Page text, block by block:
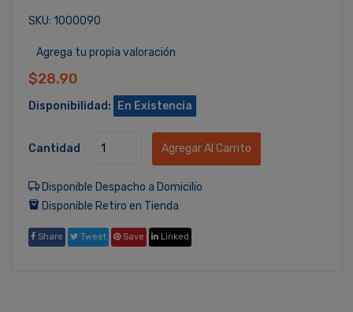
SKU: 1000090
Agrega tu propia valoración
$28.90
Disponibilidad: En Existencia
Cantidad Agregar Al Carrito
Disponible Despacho a Domicilio
Disponible Retiro en Tienda
Share Tweet Save Linked